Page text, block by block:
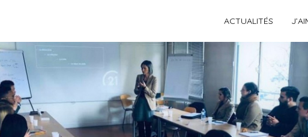
ACTUALITÉS